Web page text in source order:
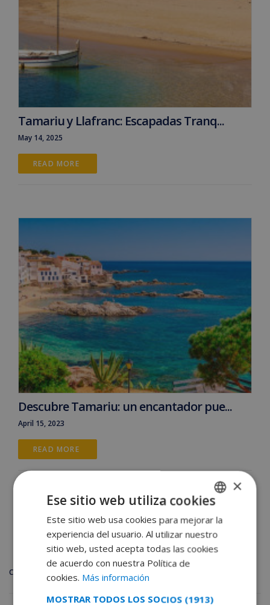
Tamariu y Llafranc: Escapadas Tranq...
May 14, 2025
READ MORE
Descubre Tamariu: un encantador pue...
April 15, 2023
READ MORE
CATEGORIES
SPANISH
DUTCH
GERMAN
×
Ese sitio web utiliza cookies
Este sitio web usa cookies para mejorar la
experiencia del usuario. Al utilizar nuestro
sitio web, usted acepta todas las cookies
de acuerdo con nuestra Política de
cookies. Más información
MOSTRAR TODOS LOS SOCIOS (1913)